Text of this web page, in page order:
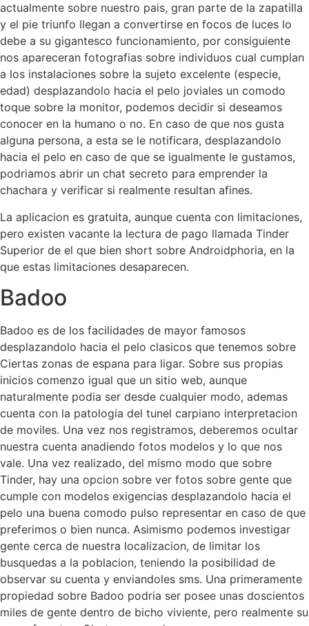
actualmente sobre nuestro pais, gran parte de la zapatilla
y el pie triunfo llegan a convertirse en focos de luces lo
debe a su gigantesco funcionamiento, por consiguiente
nos apareceran fotografias sobre individuos cual cumplan
a los instalaciones sobre la sujeto excelente (especie,
edad) desplazandolo hacia el pelo joviales un comodo
toque sobre la monitor, podemos decidir si deseamos
conocer en la humano o no. En caso de que nos gusta
alguna persona, a esta se le notificara, desplazandolo
hacia el pelo en caso de que se igualmente le gustamos,
podriamos abrir un chat secreto para emprender la
chachara y verificar si realmente resultan afines.
La aplicacion es gratuita, aunque cuenta con limitaciones,
pero existen vacante la lectura de pago llamada Tinder
Superior de el que bien short sobre Androidphoria, en la
que estas limitaciones desaparecen.
Badoo
Badoo es de los facilidades de mayor famosos
desplazandolo hacia el pelo clasicos que tenemos sobre
Ciertas zonas de espana para ligar. Sobre sus propias
inicios comenzo igual que un sitio web, aunque
naturalmente podia ser desde cualquier modo, ademas
cuenta con la patologi­a del tunel carpiano interpretacion
de moviles. Una vez nos registramos, deberemos ocultar
nuestra cuenta anadiendo fotos modelos y lo que nos
vale. Una vez realizado, del mismo modo que sobre
Tinder, hay una opcion sobre ver fotos sobre gente que
cumple con modelos exigencias desplazandolo hacia el
pelo una buena comodo pulso representar en caso de que
preferimos o bien nunca. Asimismo podemos investigar
gente cerca de nuestra localizacion, de limitar los
busquedas a la poblacion, teniendo la posibilidad de
observar su cuenta y enviandoles sms. Una primeramente
propiedad sobre Badoo podri­a ser posee unas doscientos
miles de gente dentro de bicho viviente, pero realmente su